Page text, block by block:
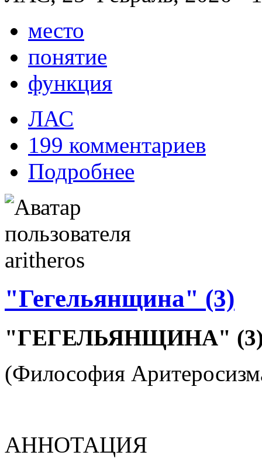
место
понятие
функция
ЛАС
199 комментариев
Подробнее
"Гегельянщина" (3)
"ГЕГЕЛЬЯНЩИНА"
(Философия
АННОТАЦИЯ